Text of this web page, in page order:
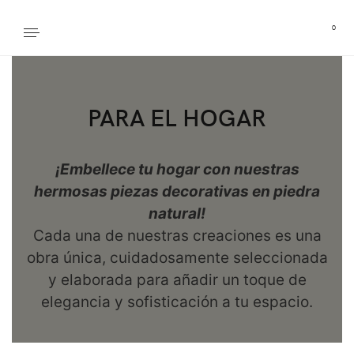
0
PARA EL HOGAR
¡Embellece tu hogar con nuestras
hermosas piezas decorativas en piedra
natural!
Cada una de nuestras creaciones es una
obra única, cuidadosamente seleccionada
y elaborada para añadir un toque de
elegancia y sofisticación a tu espacio.